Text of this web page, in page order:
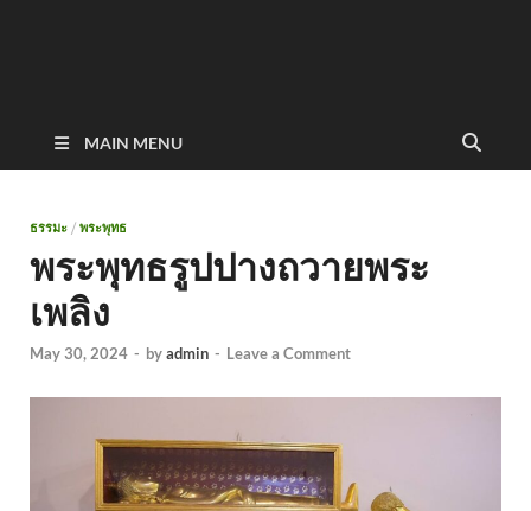
MAIN MENU
ธรรมะ / พระพุทธ
พระพุทธรูปปางถวายพระ
เพลิง
May 30, 2024 - byadmin - Leave a Comment